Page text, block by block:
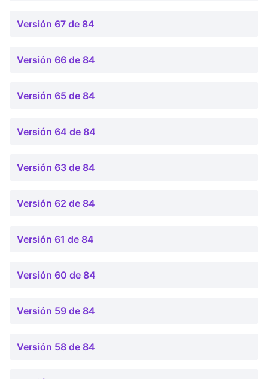
Versión 67 de 84
Versión 66 de 84
Versión 65 de 84
Versión 64 de 84
Versión 63 de 84
Versión 62 de 84
Versión 61 de 84
Versión 60 de 84
Versión 59 de 84
Versión 58 de 84